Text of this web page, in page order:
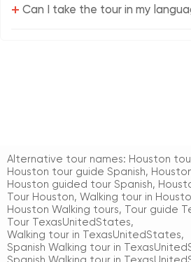
+ Can I take the tour in my
Alternative tour names: Houston
Houston tour guide Spanish,
Houston guided tour Spanish,
Tour Houston, Walking tour in
Houston Walking tours, Tour guide
Tour TexasUnitedStates,
Walking tour in TexasUnitedStates,
Spanish Walking tour in